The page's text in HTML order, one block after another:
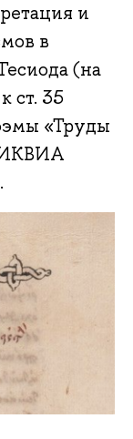
и
в
(на
ст. 35
«Труды
ИКВИА